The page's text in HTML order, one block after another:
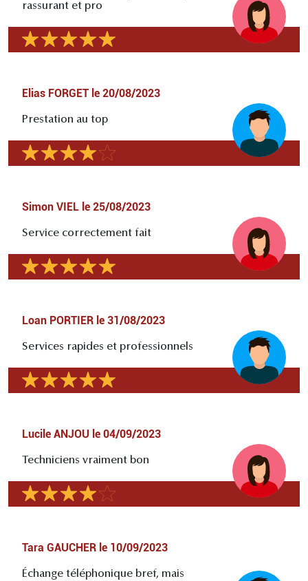
rassurant et pro
Elias FORGET le 20/08/2023
Prestation au top
Simon VIEL le 25/08/2023
Service correctement fait
Loan PORTIER le 31/08/2023
Services rapides et professionnels
Lucile ANJOU le 04/09/2023
Techniciens vraiment bon
Tara GAUCHER le 10/09/2023
Échange téléphonique bref, mais